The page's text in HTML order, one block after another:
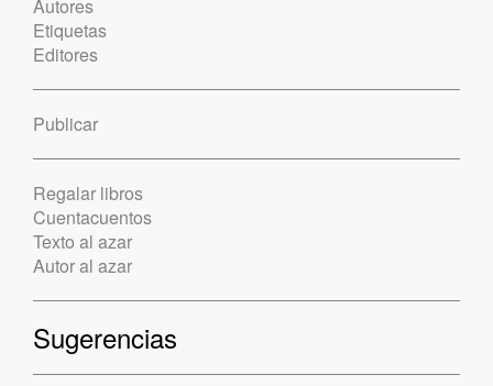
Autores
Etiquetas
Editores
Publicar
Regalar libros
Cuentacuentos
Texto al azar
Autor al azar
Sugerencias